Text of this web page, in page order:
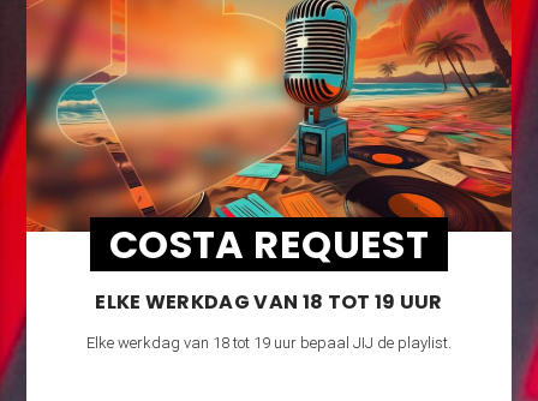
COSTA REQUEST
ELKE WERKDAG VAN 18 TOT 19 UUR
Elke werkdag van 18 tot 19 uur bepaal JIJ de playlist.